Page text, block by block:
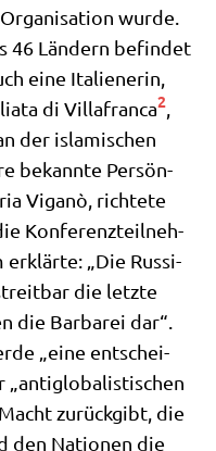
wur­de.
46 Län­dern befin­det
eine Ita­lie­ne­rin,
di Vil­lafran­ca2,
der isla­mi­schen
bekann­te Per­sön­
Viganò, rich­te­te
Kon­fe­renz­teil­neh­
erklär­te: „Die Rus­si­
die letz­te
die Bar­ba­rei dar“.
„eine ent­schei­
„anti­glo­ba­li­sti­schen
zurück­gibt, die
den Natio­nen die